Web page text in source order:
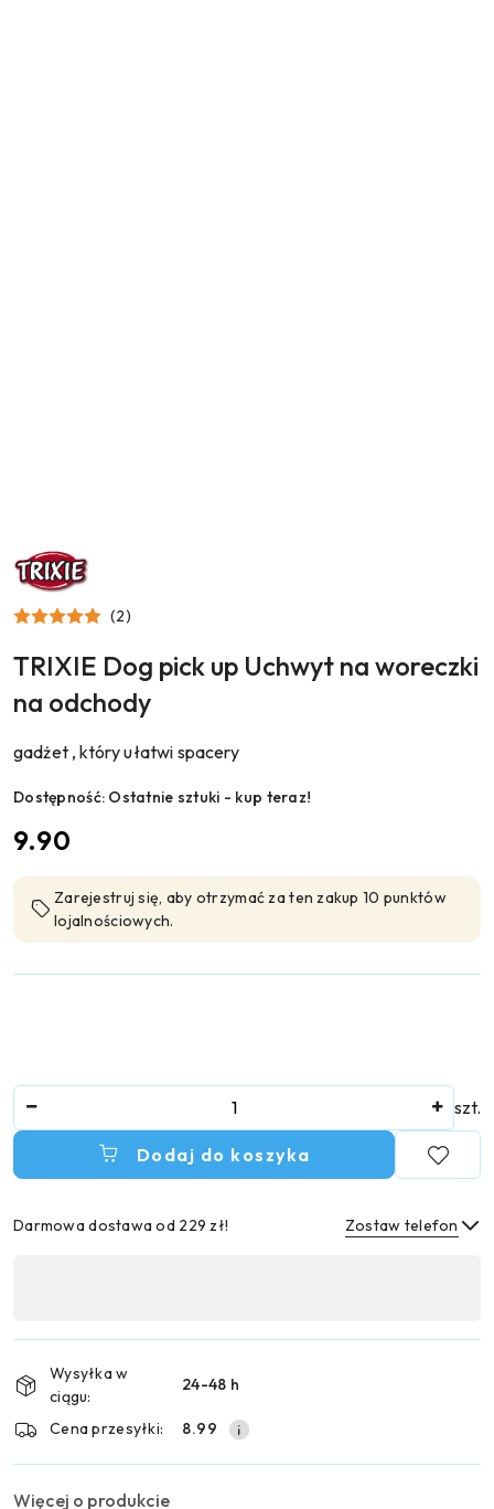
NAZWA
PRODUCENTA:
TRIXIE
(2)
TRIXIE Dog pick up Uchwyt na woreczki
na odchody
gadżet , który ułatwi spacery
Dostępność: Ostatnie sztuki - kup teraz!
cena:
9.90
Zarejestruj się, aby otrzymać za ten zakup 10 punktów
lojalnościowych.
szt.
Dodaj do koszyka
Darmowa dostawa od 229 zł! Zostaw telefon
płatność
dostawa
Wysyłka w
ciągu:
24-48 h
Cena przesyłki: 8.99
Więcej o produkcie